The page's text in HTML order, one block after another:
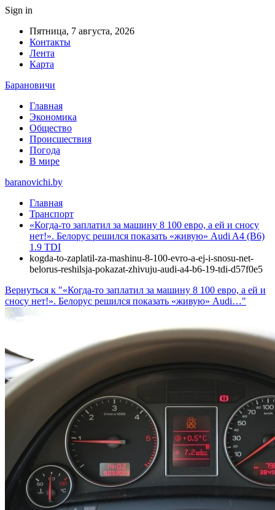
Sign in
Пятница, 7 августа, 2026
Контакты
Лента
Карта
Барановичи
Главная
Экономика
Общество
Происшествия
Погода
В мире
baranovichi.by
Главная
Транспорт
«Когда-то заплатил за машину 8 100 евро, а ей и сносу
нет!». Белорус решился показать «живую» Audi A4 (B6)
1.9 TDI
kogda-to-zaplatil-za-mashinu-8-100-evro-a-ej-i-snosu-net-
belorus-reshilsja-pokazat-zhivuju-audi-a4-b6-19-tdi-d57f0e5
Вернуться к "«Когда-то заплатил за машину 8 100 евро, а ей и
сносу нет!». Белорус решился показать «живую» Audi…"